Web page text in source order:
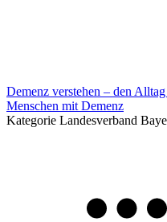
Demenz verstehen – den
Menschen mit Demenz
Kategorie Landesverband